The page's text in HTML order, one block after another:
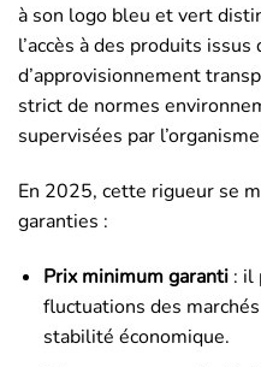
à son logo bleu et vert
l’accès à des produits issus
d’approvisionnement
strict de normes
supervisées par
En 2025, cette rigueur se
garanties :
Prix minimum garanti: il
fluctuations des
stabilité économique.